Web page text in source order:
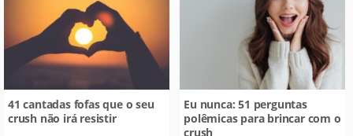
41 cantadas fofas que o seu
crush não irá resistir
Eu nunca: 51 perguntas
polêmicas para brincar com o
crush